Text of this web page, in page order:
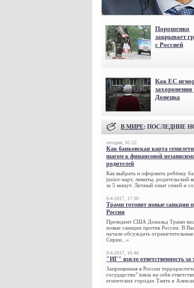
Порошенко
закрывает
с Россией
Как ЕС
захоронения
Донецка
В МИРЕ: ПОСЛЕДНИЕ
сегодня, 01:52
Как банковская карта
шагом к финансовой
родителей
Как выбрать и оформить ребёнку
junior-карт, лимиты, родительский
за 5 минут. Личный опыт семей и
9-4-2017, 17:30
Трамп готовит новые санкции
России
Президент США Дональд Трамп
новые санкции против России. В
начали обсуждать
Сирии...»
9-4-2017, 16:46
"ИГ" взяло ответственность за
Запрещенная в России
государство" взяла на себя
египетских городах Танта и